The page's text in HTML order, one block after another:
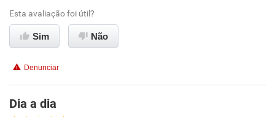
Ambiente de trabalho
Conciliação com a vida familiar
Recomenda esta empresa
Esta avaliação foi útil?
Sim Não
Denunciar
Dia a dia